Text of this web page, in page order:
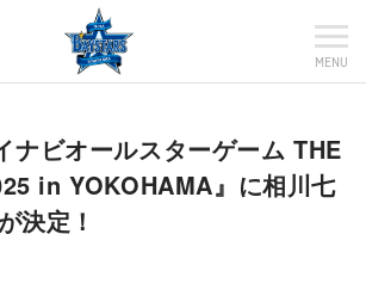
MENU
ナビオールスターゲーム THE
in YOKOHAMA』に相川七
決定！